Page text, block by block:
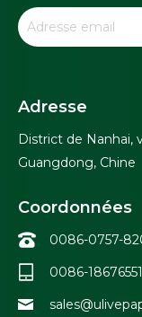
Adresse
District de Nanhai,
Guangdong, Chine
Coordonnées
0086-0757-
0086-